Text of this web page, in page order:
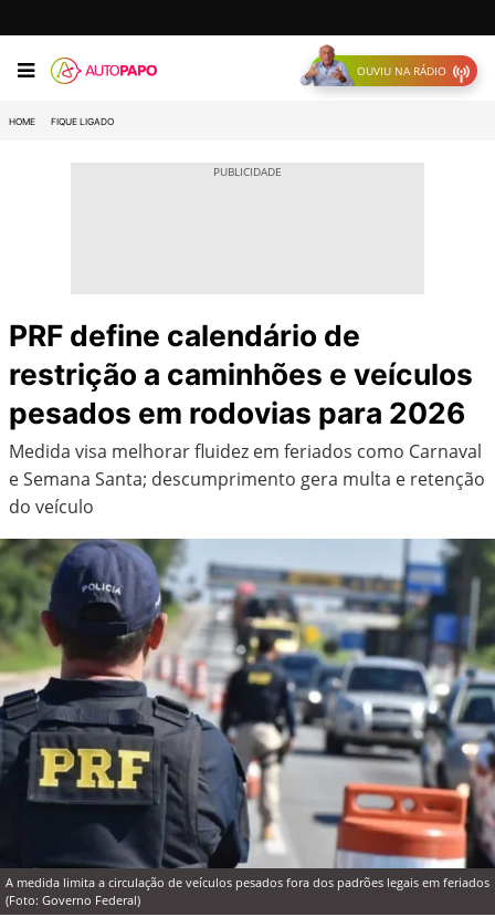
OUVIU NA RÁDIO
HOME FIQUE LIGADO
PRF define calendário de
restrição a caminhões e veículos
pesados em rodovias para 2026
Medida visa melhorar fluidez em feriados como Carnaval
e Semana Santa; descumprimento gera multa e retenção
do veículo
A medida limita a circulação de veículos pesados fora dos padrões legais em feriados
(Foto: Governo Federal)